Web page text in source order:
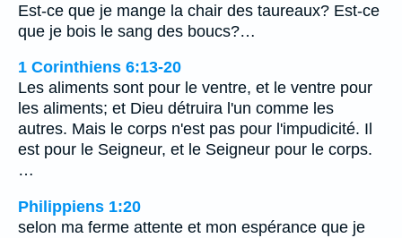
Est-ce que je mange la chair des taureaux? Est-ce
que je bois le sang des boucs?…
1 Corinthiens 6:13-20
Les aliments sont pour le ventre, et le ventre pour
les aliments; et Dieu détruira l'un comme les
autres. Mais le corps n'est pas pour l'impudicité. Il
est pour le Seigneur, et le Seigneur pour le corps.
…
Philippiens 1:20
selon ma ferme attente et mon espérance que je